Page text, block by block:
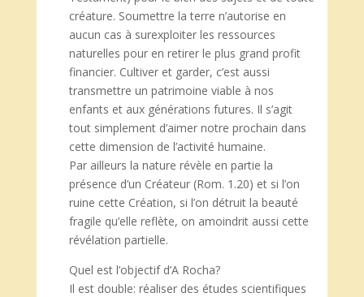
créature. Soumettre la terre n’autorise en
aucun cas à surexploiter les ressources
naturelles pour en retirer le plus grand profit
financier. Cultiver et garder, c’est aussi
transmettre un patrimoine viable à nos
enfants et aux générations futures. Il s’agit
tout simplement d’aimer notre prochain dans
cette dimension de l’activité humaine.
Par ailleurs la nature révèle en partie la
présence d’un Créateur (Rom. 1.20) et si l’on
ruine cette Création, si l’on détruit la beauté
fragile qu’elle reflète, on amoindrit aussi cette
révélation partielle.
Quel est l’objectif d’A Rocha?
Il est double: réaliser des études scientifiques